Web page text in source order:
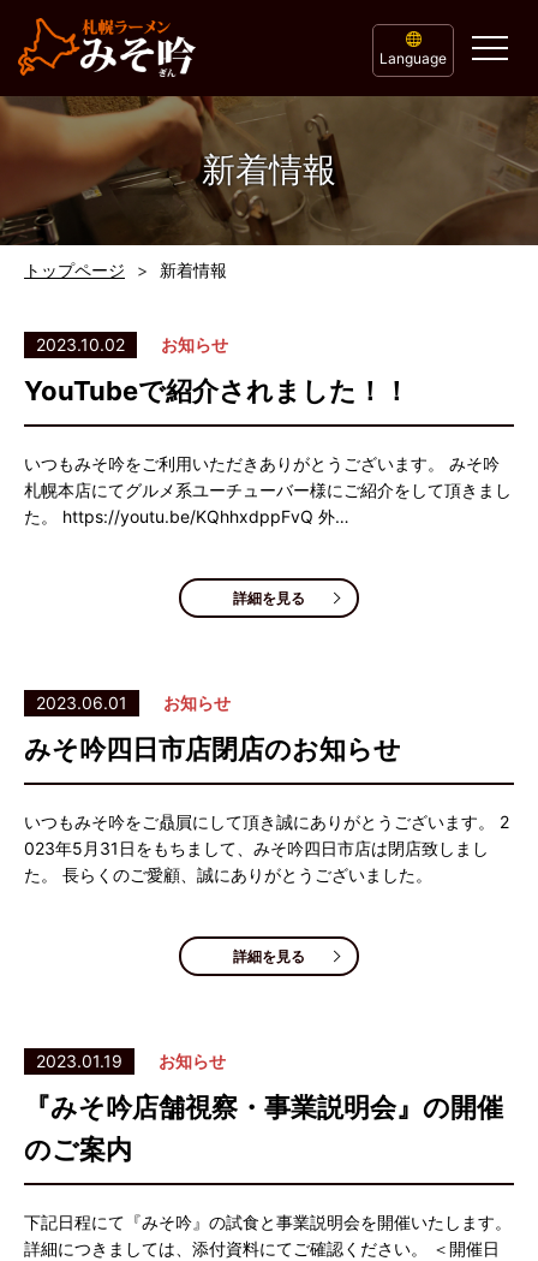
Language
新着情報
トップページ 新着情報
2023.10.02 お知らせ
YouTubeで紹介されました！！
いつもみそ吟をご利用いただきありがとうございます。 みそ吟
札幌本店にてグルメ系ユーチューバー様にご紹介をして頂きまし
た。 https://youtu.be/KQhhxdppFvQ 外…
詳細を見る
2023.06.01 お知らせ
みそ吟四日市店閉店のお知らせ
いつもみそ吟をご贔屓にして頂き誠にありがとうございます。 2
023年5月31日をもちまして、みそ吟四日市店は閉店致しまし
た。 長らくのご愛顧、誠にありがとうございました。
詳細を見る
2023.01.19 お知らせ
『みそ吟店舗視察・事業説明会』の開催
のご案内
下記日程にて『みそ吟』の試食と事業説明会を開催いたします。
詳細につきましては、添付資料にてご確認ください。 ＜開催日